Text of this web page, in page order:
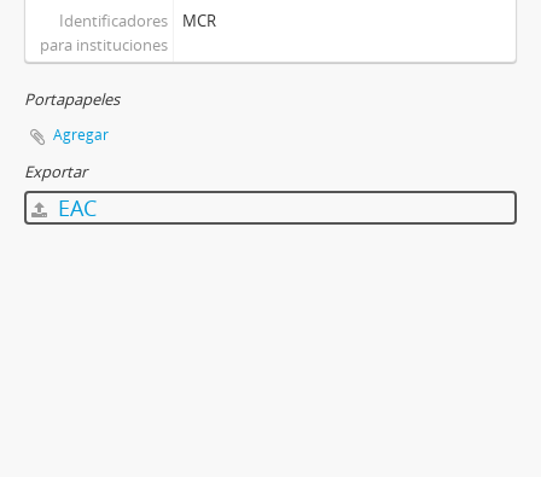
Identificadores
para instituciones
MCR
Portapapeles
Agregar
Exportar
EAC